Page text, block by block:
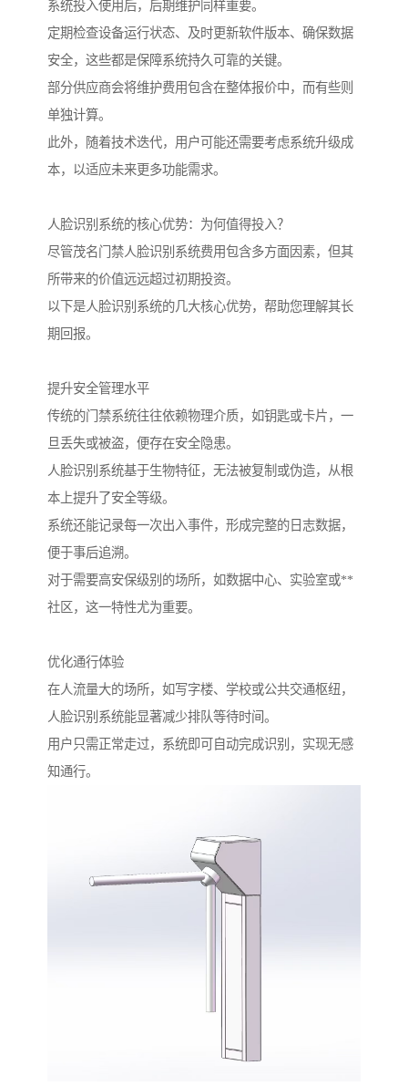
系统投入使用后，后期维护同样重要。
定期检查设备运行状态、及时更新软件版本、确保数据
安全，这些都是保障系统持久可靠的关键。
部分供应商会将维护费用包含在整体报价中，而有些则
单独计算。
此外，随着技术迭代，用户可能还需要考虑系统升级成
本，以适应未来更多功能需求。
人脸识别系统的核心优势：为何值得投入？
尽管茂名门禁人脸识别系统费用包含多方面因素，但其
所带来的价值远远超过初期投资。
以下是人脸识别系统的几大核心优势，帮助您理解其长
期回报。
提升安全管理水平
传统的门禁系统往往依赖物理介质，如钥匙或卡片，一
旦丢失或被盗，便存在安全隐患。
人脸识别系统基于生物特征，无法被复制或伪造，从根
本上提升了安全等级。
系统还能记录每一次出入事件，形成完整的日志数据，
便于事后追溯。
对于需要高安保级别的场所，如数据中心、实验室或**
社区，这一特性尤为重要。
优化通行体验
在人流量大的场所，如写字楼、学校或公共交通枢纽，
人脸识别系统能显著减少排队等待时间。
用户只需正常走过，系统即可自动完成识别，实现无感
知通行。